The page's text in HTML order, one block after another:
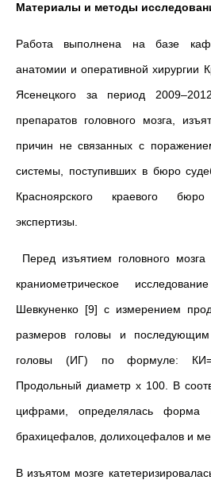
Материалы и методы
Работа выполнена на базе
анатомии и оперативной
Ясенецкого за период
препаратов головного мозга,
причин не связанных с
системы, поступивших в бюро
Красноярского краевого бюро
экспертизы.
Перед изъятием головного
краниометрическое
Шевкуненко [9] с измерением
размеров головы и
головы (ИГ) по формуле:
Продольный диаметр х 100. В
цифрами, определялась форма
брахицефалов, долихоцефалов и
В изъятом мозге